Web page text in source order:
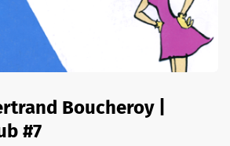
Boucheroy |
#7